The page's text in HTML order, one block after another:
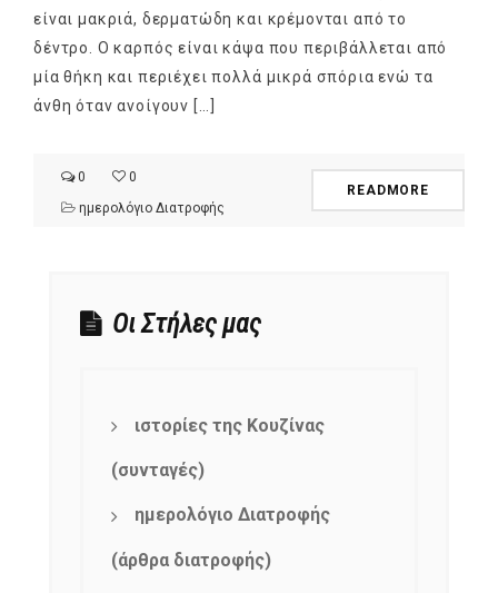
είναι μακριά, δερματώδη και κρέμονται από το
δέντρο. Ο καρπός είναι κάψα που περιβάλλεται από
μία θήκη και περιέχει πολλά μικρά σπόρια ενώ τα
άνθη όταν ανοίγουν […]
0
0
ημερολόγιο Διατροφής
READMORE
Οι Στήλες μας
ιστορίες της Κουζίνας
(συνταγές)
ημερολόγιο Διατροφής
(άρθρα διατροφής)